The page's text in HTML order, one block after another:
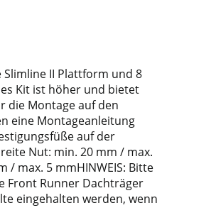
Slimline II Plattform und 8
Kit ist höher und bietet
die Montage auf den
eine Montageanleitung
auf der
Nut: min. 20 mm / max.
max. 5 mmHINWEIS: Bitte
Front Runner Dachträger
eingehalten werden, wenn